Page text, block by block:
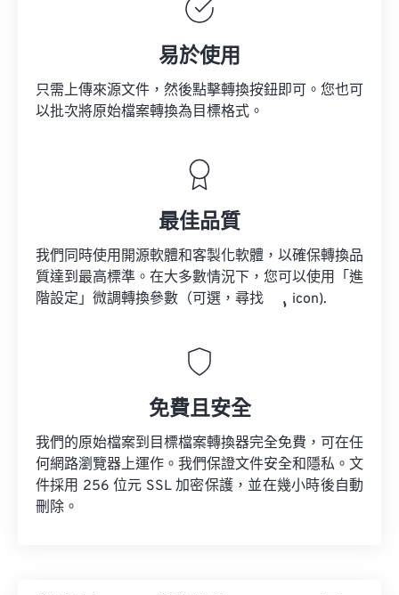
易於使用
只需上傳來源文件，然後點擊轉換按鈕即可。您也可
以批次將原始檔案轉換為目標格式。
最佳品質
我們同時使用開源軟體和客製化軟體，以確保轉換品
質達到最高標準。在大多數情況下，您可以使用「進
階設定」微調轉換參數（可選，尋找
icon).
免費且安全
我們的原始檔案到目標檔案轉換器完全免費，可在任
何網路瀏覽器上運作。我們保證文件安全和隱私。文
件採用 256 位元 SSL 加密保護，並在幾小時後自動
刪除。